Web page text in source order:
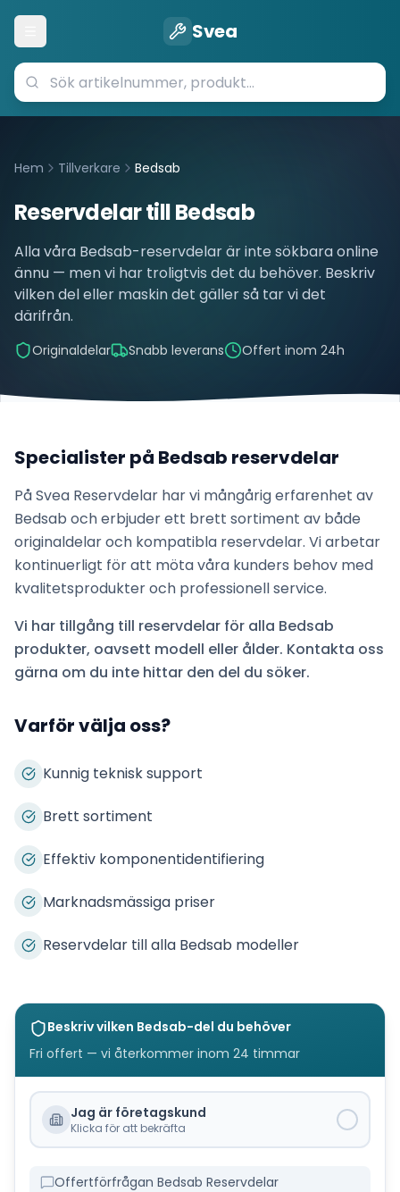
Öppna meny Svea
Hem Tillverkare Bedsab
Reservdelar tillBedsab
Alla våra Bedsab-reservdelar är inte sökbara online
ännu — men vi har troligtvis det du behöver. Beskriv
vilken del eller maskin det gäller så tar vi det
därifrån.
Originaldelar Snabb leverans Offert inom 24h
Specialister på Bedsab reservdelar
På Svea Reservdelar har vi mångårig erfarenhet av
Bedsab och erbjuder ett brett sortiment av både
originaldelar och kompatibla reservdelar. Vi arbetar
kontinuerligt för att möta våra kunders behov med
kvalitetsprodukter och professionell service.
Vi har tillgång till reservdelar för alla Bedsab
produkter, oavsett modell eller ålder. Kontakta oss
gärna om du inte hittar den del du söker.
Varför välja oss?
Kunnig teknisk support
Brett sortiment
Effektiv komponentidentifiering
Marknadsmässiga priser
Reservdelar till alla Bedsab modeller
Beskriv vilken Bedsab-del du behöver
Fri offert — vi återkommer inom 24 timmar
Jag är företagskund
Klicka för att bekräfta
Offertförfrågan Bedsab Reservdelar